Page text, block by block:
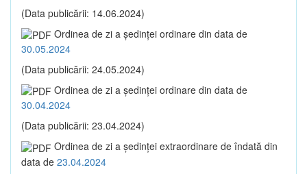
(Data publicării: 14.06.2024)
Ordinea de zi a şedinţei ordinare din data de
30.05.2024
(Data publicării: 24.05.2024)
Ordinea de zi a şedinţei ordinare din data de
30.04.2024
(Data publicării: 23.04.2024)
Ordinea de zi a şedinţei extraordinare de îndată din
data de 23.04.2024